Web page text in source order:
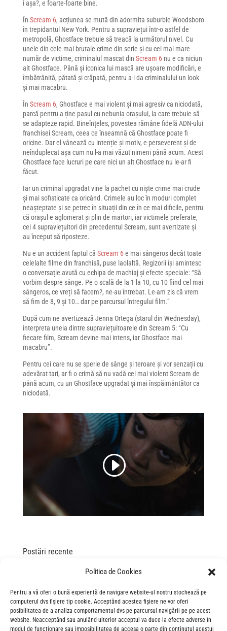
Politica de Cookies
Pentru a vă oferi o bună experiență de navigare website-ul nostru stochează pe
computerul dvs fișiere tip cookie. Acceptând acestea fișiere ne vor oferi
posibilitatea de a analiza comportamentul dvs pe parcursul navigării pe pe acest
website. Neacceptând sau anulând ulterior acceptul va duce la efecte adverse în
modul de funcționare sau imposibilitatea de accesa o parte din conținutul acestui
i așa?, e foarte-foarte bine.
În Scream 6, acțiunea se mută din adormita suburbie Woodsboro
în trepidantul New York. Pentru a supraviețui într-o astfel de
metropolă, Ghostface trebuie să treacă la următorul nivel. Cu
unele din cele mai brutale crime din serie și cu cel mai mare
număr de victime, criminalul mascat din Scream 6nu e ca niciun
alt Ghostface. Până și iconica lui mască are ușoare modificări, e
îmbătrânită, pătată și crăpată, pentru a-i da criminalului un look
și mai macabru.
În Scream 6, Ghostface e mai violent și mai agresiv ca niciodată,
parcă pentru a ține pasul cu nebunia orașului, la care trebuie să
se adapteze rapid. Bineînțeles, povestea rămâne fidelă ADN-ului
franchisei Scream, ceea ce înseamnă că Ghostface poate fi
oricine. Dar el vânează cu intenție și motiv, e perseverent și de
neînduplecat așa cum nu l-a mai văzut nimeni până acum. Acest
Ghostface face lucruri pe care nici un alt Ghostface nu le-ar fi
făcut.
Iar un criminal upgradat vine la pachet cu niște crime mai crude
și mai sofisticate ca oricând. Crimele au loc în moduri complet
neașteptate și se petrec în situații din ce în ce mai dificile, pentru
că orașul e aglomerat și plin de martori, iar victimele preferate,
cei 4 supraviețuitori din precedentul Scream, sunt avertizate și
au început să riposteze.
Nu e un accident faptul că Scream 6e mai sângeros decât toate
celelalte filme din franchisă, puse laolaltă. Regizorii își amintesc
o conversație avută cu echipa de machiaj și efecte speciale: “Să
vorbim despre sânge. Pe o scală de la 1 la 10, cu 10 fiind cel mai
sângeros, ce vreți să facem?, ne-au întrebat. Le-am zis că vrem
să fim de 8, 9 și 10… dar pe parcursul întregului film.”
După cum ne avertizează Jenna Ortega (starul din Wednesday),
interpreta uneia dintre supraviețuitoarele din Scream 5: “Cu
fiecare film, Scream devine mai intens, iar Ghostface mai
macabru”.
Pentru cei care nu se sperie de sânge și teroare și vor senzații cu
adevărat tari, ar fi o crimă să nu vadă cel mai violent Scream de
până acum, cu un Ghostface upgradat și mai înspăimântător ca
niciodată.
Postări recente
„Spre infinit și dincolo de el!” – gala de lansare Povestea
„This is the way”: gala de lansare în România a filmului „The
Mandalorian and Grogu”
“The Mandalorian and Grogu”: asta e calea… către